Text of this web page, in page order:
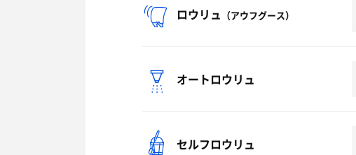
ロウリュ （アウフグース）
オートロウリュ
セルフロウリュ